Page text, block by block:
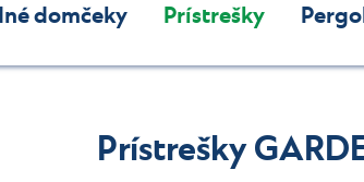
domčeky Prístrešky
Prístrešky